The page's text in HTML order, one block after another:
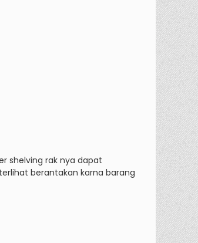
shelving rak nya dapat
berantakan karna barang